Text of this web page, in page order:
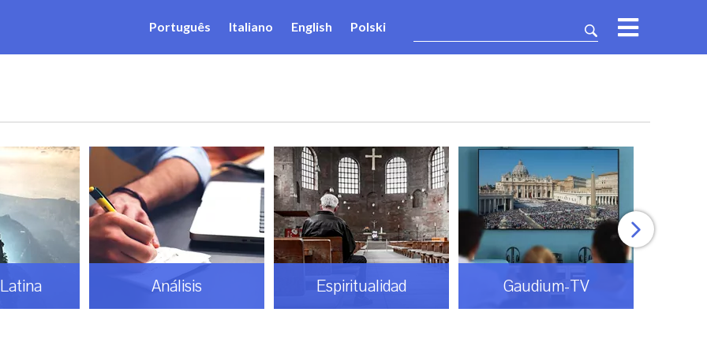
Português Italiano English Polski
Análisis Espiritualidad Gaudium-TV